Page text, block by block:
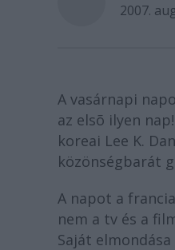
2007.
A vasárnapi
az elsõ ilyen
koreai Lee K.
közönségbarát
A napot a
nem a tv és a
Saját